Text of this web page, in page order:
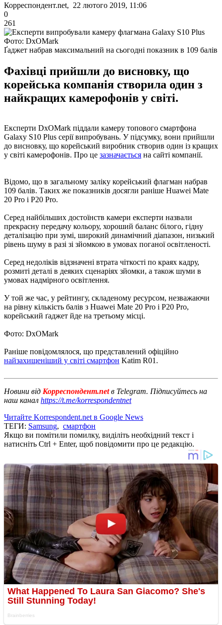
Корреспондент.net, 22 лютого 2019, 11:06
0
261
Фото: DxOMark
Ґаджет набрав максимальний на сьогодні показник в 109 балів
Фахівці прийшли до висновку, що
корейська компанія створила один з
найкращих камерофонів у світі.
Експерти DxOMark піддали камеру топового смартфона
Galaxy S10 Plus серії випробувань. У підсумку, вони прийшли
до висновку, що корейський виробник створив один із кращих
у світі камерофонів. Про це зазначається на сайті компанії.
Відомо, що в загальному заліку корейський флагман набрав
109 балів. Таких же показників досягли раніше Huawei Mate
20 Pro і P20 Pro.
Серед найбільших достоїнств камери експерти назвали
прекрасну передачу кольору, хороший баланс білого, гідну
деталізацію при зумі, широкий динамічний діапазон, низький
рівень шуму в разі зі зйомкою в умовах поганої освітленості.
Серед недоліків відзначені втрата чіткості по краях кадру,
розмиті деталі в деяких сценаріях зйомки, а також шуми в
умовах надмірного освітлення.
У той же час, у рейтингу, складеному ресурсом, незважаючи
на рівну кількість балів з Huawei Mate 20 Pro і P20 Pro,
корейський ґаджет йде на третьому місці.
Фото: DxOMark
Раніше повідомлялося, що представлений офіційно
найзахищеніший у світі смартфон Katim R01.
Новини від Корреспондент.netв Telegram. Підписуйтесь на
наш канал https://t.me/korrespondentnet
Читайте Korrespondent.net в Google News
ТЕГИ: Samsung, смартфон
Якщо ви помітили помилку, виділіть необхідний текст і
натисніть Ctrl + Enter, щоб повідомити про це редакцію.